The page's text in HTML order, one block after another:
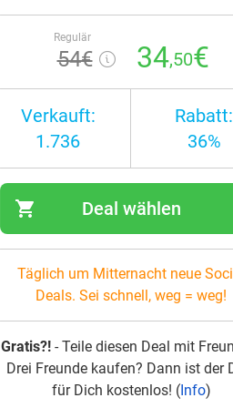
Regulär
54€ 34,50€
Verkauft:
1.736
Rabatt:
36%
shopping_cart Deal wählen
Täglich um Mitternacht neue
Deals. Sei schnell, weg = weg!
Gratis?!- Teile diesen Deal mit
Drei Freunde kaufen? Dann ist der
für Dich kostenlos! (Info)